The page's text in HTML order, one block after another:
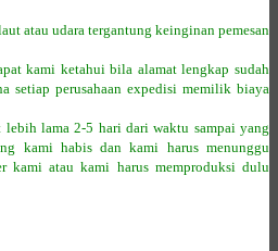
atau udara tergantung keinginan pemesan
kami ketahui bila alamat lengkap sudah
setiap perusahaan expedisi memilik biaya
lebih lama 2-5 hari dari waktu sampai yang
kami habis dan kami harus menunggu
kami atau kami harus memproduksi dulu